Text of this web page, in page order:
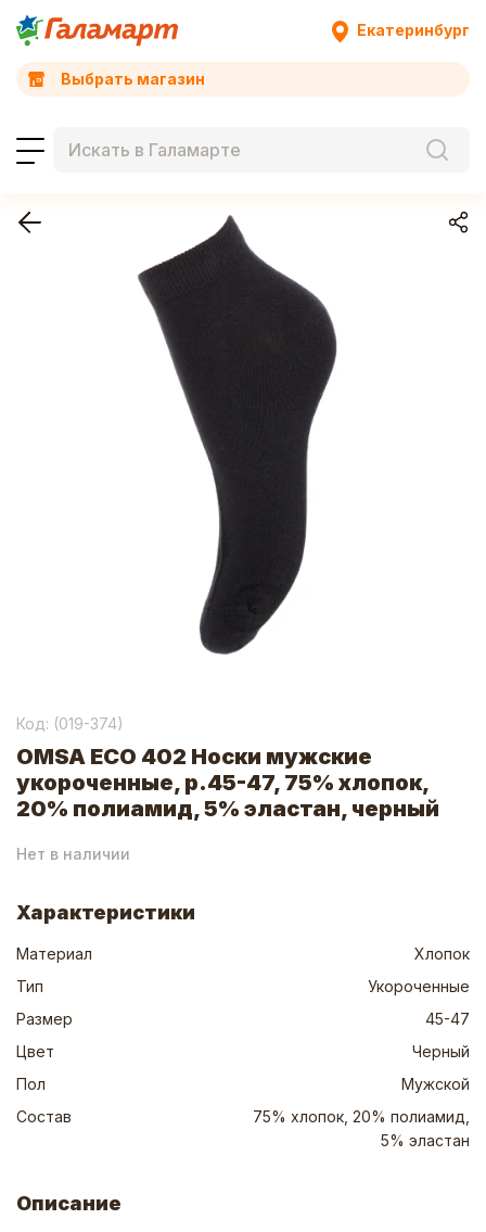
Екатеринбург
Выбрать магазин
Код: (019-374)
OMSA ECO 402 Носки мужские
укороченные, р.45-47, 75% хлопок,
20% полиамид, 5% эластан, черный
Нет в наличии
Характеристики
Материал
Хлопок
Тип
Укороченные
Размер
45-47
Цвет
Черный
Пол
Мужской
Состав
75% хлопок, 20% полиамид,
5% эластан
Описание